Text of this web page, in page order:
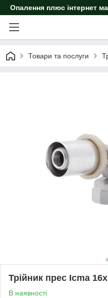
Опалення плюс інтернет
Товари та послуги
Трійник прес Icma
В наявності